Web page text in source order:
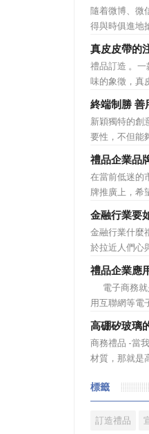
以，儘管現在
大搞活動，但
隨着微博、微
得與時俱進地
的營銷軀殼，
價值不是將品
心裡 與消費
情，需要做好
真皮皮帶的
禮品訂造 。
味的象徵，真
選。當你還在
帶就是非常不
黯然失色，出
真皮皮帶的注
終端制勝 善
新穎獨特的創
要性，不但能
想不到的促進
意的宣傳禮品
力。 打火機
宣傳品幾乎是
禮品企業品
在當前低迷的
牌推廣上，希
廣的營銷管理
無法自拔，
楚品牌到底
不知道到...
金融行業要
金融行業什麼
於拉近人們心
不容忽視，因
彰顯，同時對
企及的。難
送禮。但是，
禮品企業應
電子商務就
用互聯網等電
伴之間，利用
子化，配合企
產、庫存、流
動態性、社...
高硼矽玻璃
商務禮品 -當
材質，那就是
紅的小編給
glass】是指
標籤
訂造禮品